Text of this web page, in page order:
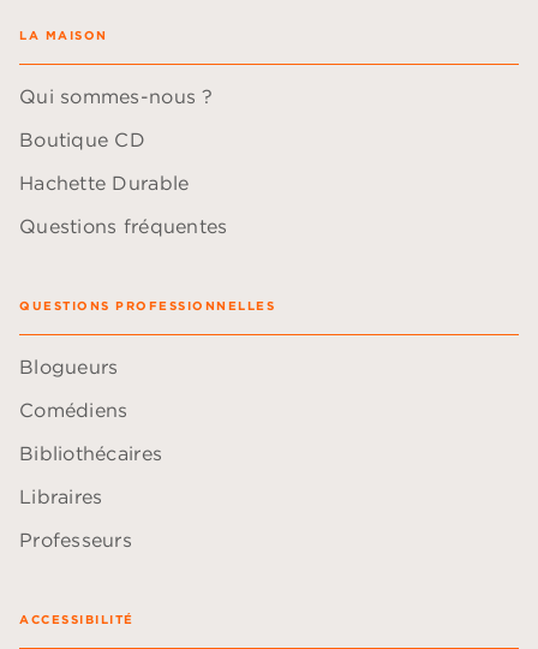
LA MAISON
Qui sommes-nous ?
Boutique CD
Hachette Durable
Questions fréquentes
QUESTIONS PROFESSIONNELLES
Blogueurs
Comédiens
Bibliothécaires
Libraires
Professeurs
ACCESSIBILITÉ